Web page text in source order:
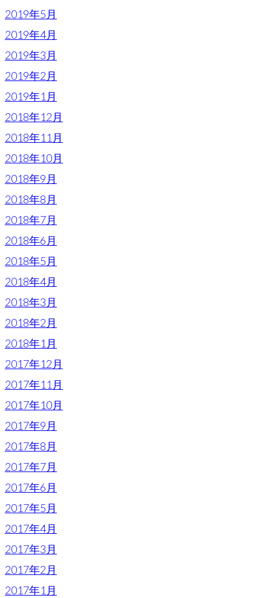
2019年5月
2019年4月
2019年3月
2019年2月
2019年1月
2018年12月
2018年11月
2018年10月
2018年9月
2018年8月
2018年7月
2018年6月
2018年5月
2018年4月
2018年3月
2018年2月
2018年1月
2017年12月
2017年11月
2017年10月
2017年9月
2017年8月
2017年7月
2017年6月
2017年5月
2017年4月
2017年3月
2017年2月
2017年1月